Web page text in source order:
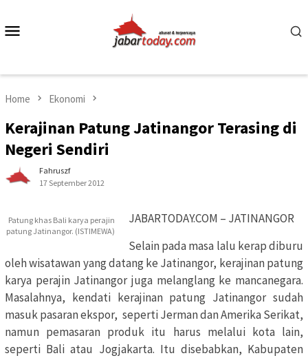
content
Home Ekonomi
Kerajinan Patung Jatinangor Terasing di
Negeri Sendiri
Fahruszf
17 September 2012
Patung khas Bali karya perajin
patung Jatinangor. (ISTIMEWA)
JABARTODAY.COM – JATINANGOR
Selain pada masa lalu kerap diburu
oleh wisatawan yang datang ke Jatinangor, kerajinan patung
karya perajin Jatinangor juga melanglang ke mancanegara.
Masalahnya, kendati kerajinan patung Jatinangor sudah
masuk pasaran ekspor, seperti Jerman dan Amerika Serikat,
namun pemasaran produk itu harus melalui kota lain,
seperti Bali atau Jogjakarta. Itu disebabkan, Kabupaten